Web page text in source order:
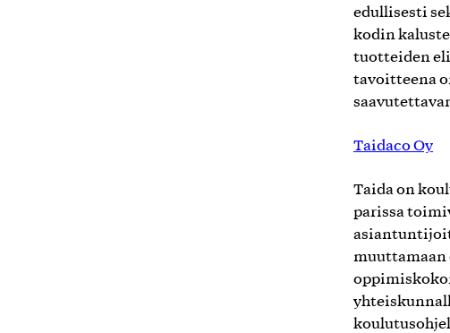
edullisesti
kodin
tuotteiden
tavoitteena
Taidaco Oy
Taida on
parissa
muuttamaan